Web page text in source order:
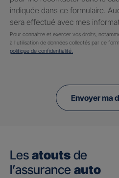
indiquée dans ce formulaire.
sera effectué avec mes
Pour connaitre et exercer vos droits,
à l'utilisation de données collectés par ce
politique de confidentialité.
Envoyer ma
Les atouts de
l’assurance auto